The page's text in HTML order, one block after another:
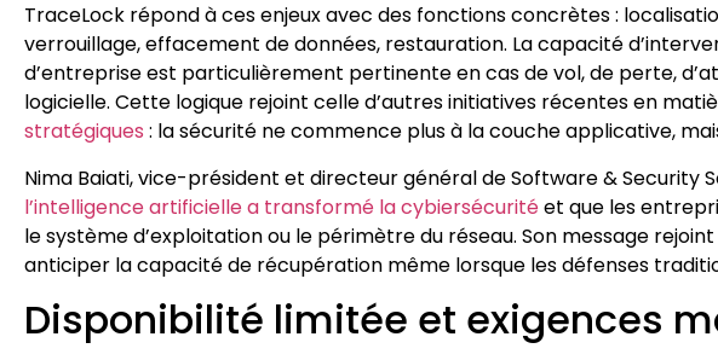
TraceLock répond à ces enjeux avec des fonctions concrètes :
verrouillage, effacement de données, restauration. La capacité
d’entreprise est particulièrement pertinente en cas de vol, de perte,
logicielle. Cette logique rejoint celle d’autres initiatives récentes en
stratégiques : la sécurité ne commence plus à la couche applicative,
Nima Baiati, vice-président et directeur général de Software & Security
l’intelligence artificielle a transformé la cybiersécuritéet que les
le système d’exploitation ou le périmètre du réseau. Son message
anticiper la capacité de récupération même lorsque les défenses
Disponibilité limitée et exigences